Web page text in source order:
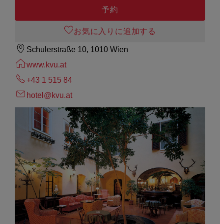
予約
お気に入りに追加する
Schulerstraße 10, 1010 Wien
www.kvu.at
+43 1 515 84
hotel@kvu.at